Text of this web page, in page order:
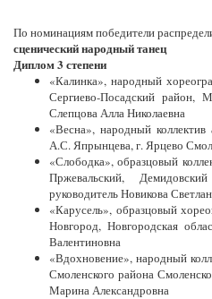
По номинациям победители
сценический народный танец
Диплом 3 степени
«Калинка», народный
Сергиево-Посадский район,
Слепцова Алла Николаевна
«Весна», народный
А.С. Япрынцева, г. Ярцево
«Слободка», образцовый
Пржевальский,
руководитель Новикова
«Карусель», образцовый
Новгород, Новгородская
Валентиновна
«Вдохновение», народный
Смоленского района
Марина Александровна